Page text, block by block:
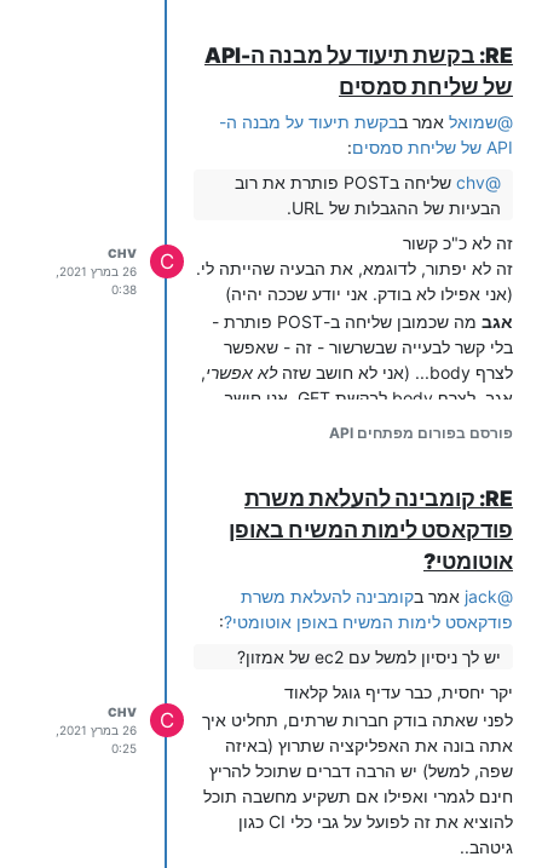
דינמיקה רחבה הרבה יותר של המידע ועיבודו
הן על ידי השולח הן על ידי השרת של ימות.
הוספתי שכמובן - רק ב-POST זה יעבוד (כי
@שמואלאמר בבקשת תיעוד על מבנה ה-
API של שליחת סמסים
:
לא ממש מבין מה זה גוף הבקשה ...
גוף הבקשה == body
RE: בקשת תיעוד על מבנה ה-API
של שליחת סמסים
@שמואל אמר בבקשת תיעוד על מבנה ה-
API של שליחת סמסים
:
@
chv
שליחה בPOST פותרת את רוב
הבעיות של ההגבלות של URL.
זה לא כ"כ קשור
זה לא יפתור, לדוגמא, את הבעיה שהייתה לי.
(אני אפילו לא בודק. אני יודע שככה יהיה)
אגב
מה שכמובן שליחה ב-POST פותרת -
בלי קשר לבעייה שבשרשור - זה - שאפשר
לצרף body... (אני לא חושב שזה
לא אפשרי,
אגב, לצרף body לבקשת GET. אני חושב
שזה נטו סוג של המלצה - לשרת - לא לפרשן
שהתוכן יעבור בגוף הבקשה. כמו המבנה
הראוי לAPI תקני
פורסם בפורום מפתחים API
C
CHV
0:38
RE: קומבינה להעלאת משרת
פודקאסט לימות המשיח באופן
אוטומטי?
@
jack אמר בקומבינה להעלאת משרת
פודקאסט לימות המשיח באופן אוטומטי?:
יש לך ניסיון למשל עם ec2 של אמזון?
יקר יחסית, כבר עדיף גוגל קלאוד
לפני שאתה בודק חברות שרתים, תחליט איך
אתה בונה את האפליקציה שתרוץ (באיזה
שפה, למשל) יש הרבה דברים שתוכל להריץ
חינם לגמרי ואפילו אם תשקיע מחשבה תוכל
להוציא את זה לפועל על גבי כלי CI כגון
גיטהב..
C
CHV
0:25